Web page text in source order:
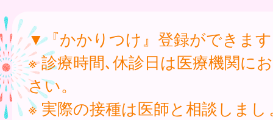
▼『かかりつけ』登録ができま
※ 診療時間､休診日は医療機関に
さい。
※ 実際の接種は医師と相談しまし